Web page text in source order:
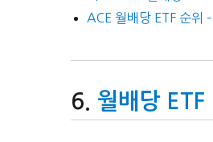
ACE 월배당 ETF 순위
월배당 ETF